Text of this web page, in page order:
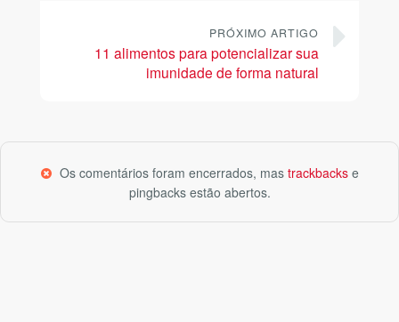
PRÓXIMO ARTIGO
11 alimentos para potencializar sua
imunidade de forma natural
Os comentários foram encerrados, mas trackbackse
pingbacks estão abertos.